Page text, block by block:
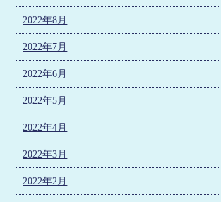
2022年8月
2022年7月
2022年6月
2022年5月
2022年4月
2022年3月
2022年2月